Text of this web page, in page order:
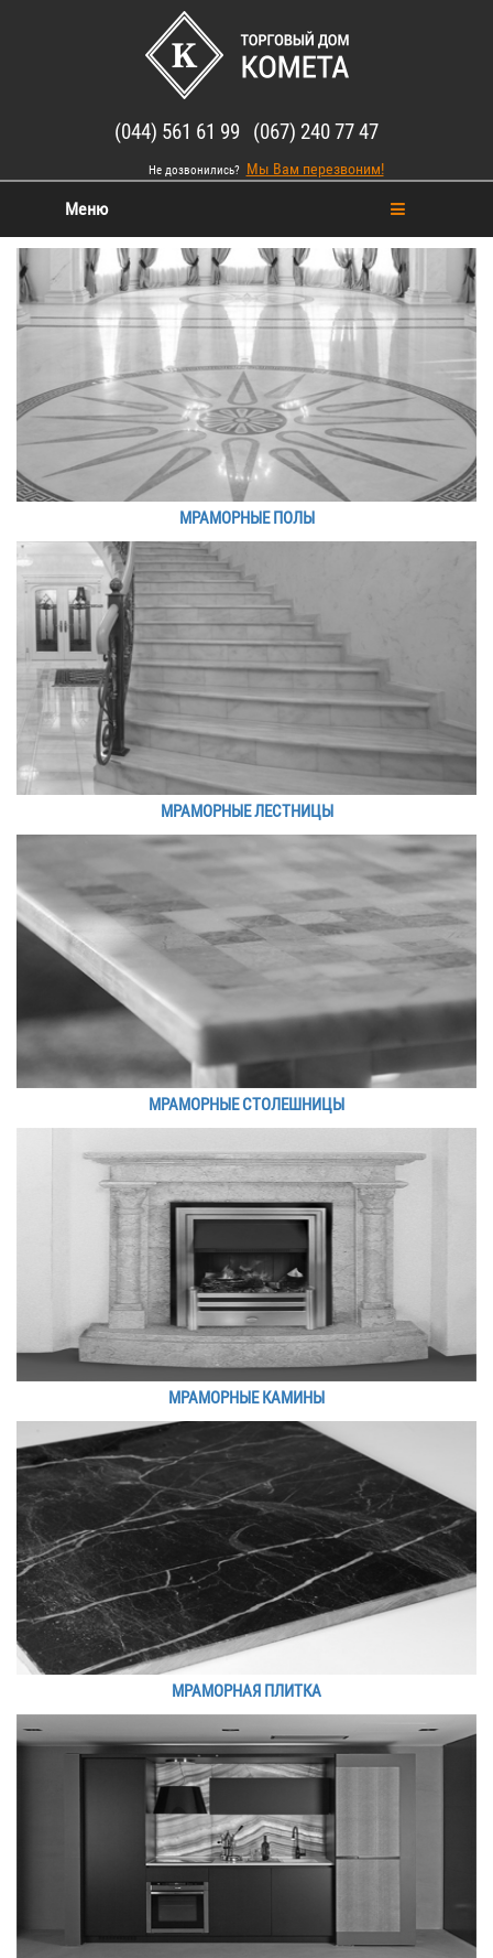
(044) 561 61 99 (067) 240 77 47
Не дозвонились? Мы Вам перезвоним!
Меню
МРАМОРНЫЕ ПОЛЫ
МРАМОРНЫЕ ЛЕСТНИЦЫ
МРАМОРНЫЕ СТОЛЕШНИЦЫ
МРАМОРНЫЕ КАМИНЫ
МРАМОРНАЯ ПЛИТКА